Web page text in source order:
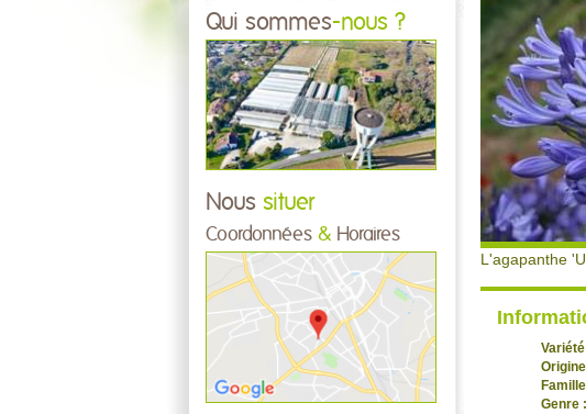
Qui sommes-nous ?
Nous situer
Coordonnées & Horaires
L'agapanthe
Genre :